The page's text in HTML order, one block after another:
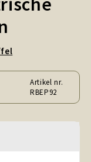
Artikel nr.
RBEP92